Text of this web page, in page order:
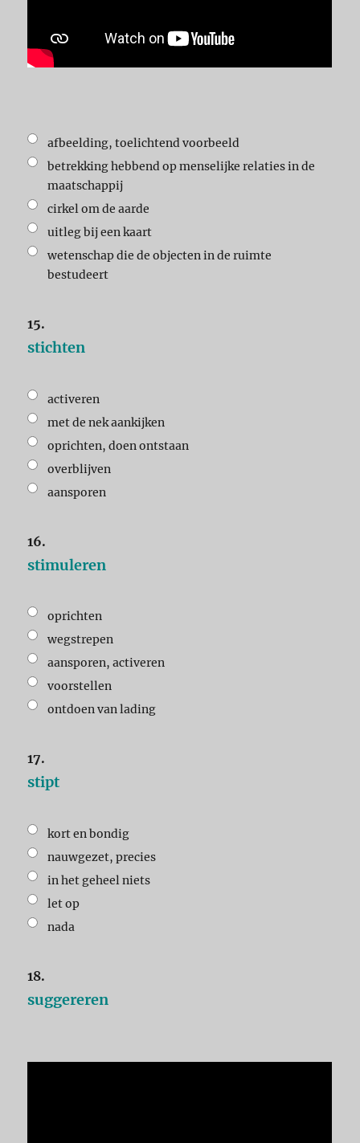
afbeelding, toelichtend voorbeeld
betrekking hebbend op menselijke relaties in de
maatschappij
cirkel om de aarde
uitleg bij een kaart
wetenschap die de objecten in de ruimte
bestudeert
15.
stichten
activeren
met de nek aankijken
oprichten, doen ontstaan
overblijven
aansporen
16.
stimuleren
oprichten
wegstrepen
aansporen, activeren
voorstellen
ontdoen van lading
17.
stipt
kort en bondig
nauwgezet, precies
in het geheel niets
let op
nada
18.
suggereren